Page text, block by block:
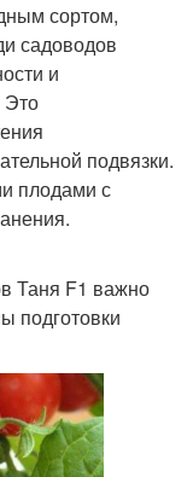
сортом,
садоводов
и
Это
подвязки.
плодами с
Таня F1 важно
подготовки